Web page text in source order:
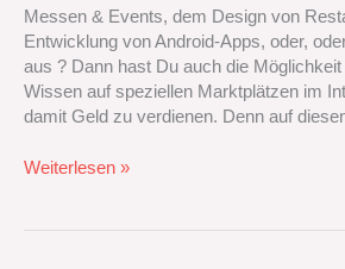
Messen & Events, dem Design von
Entwicklung von Android-Apps, oder,
aus ? Dann hast Du auch die
Wissen auf speziellen Marktplätzen im
damit Geld zu verdienen. Denn auf
Weiterlesen »